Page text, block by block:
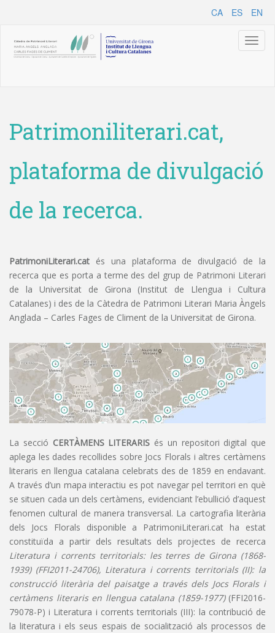
CA ES EN
Patrimoniliterari.cat,
plataforma de divulgació
de la recerca.
PatrimoniLiterari.cat és una plataforma de divulgació de la
recerca que es porta a terme des del grup de Patrimoni Literari
de la Universitat de Girona (Institut de Llengua i Cultura
Catalanes) i des de la Càtedra de Patrimoni Literari Maria Àngels
Anglada – Carles Fages de Climent de la Universitat de Girona.
La secció CERTÀMENS LITERARIS és un repositori digital que
aplega les dades recollides sobre Jocs Florals i altres certàmens
literaris en llengua catalana celebrats des de 1859 en endavant.
A través d’un mapa interactiu es pot navegar pel territori en què
se situen cada un dels certàmens, evidenciant l’ebullició d’aquest
fenomen cultural de manera transversal. La cartografia literària
dels Jocs Florals disponible a PatrimoniLiterari.cat ha estat
constituïda a partir dels resultats dels projectes de recerca
Literatura i corrents territorials: les terres de Girona (1868-
1939) (FFI2011-24706), Literatura i corrents territorials (II): la
construcció literària del paisatge a través dels Jocs Florals i
certàmens literaris en llengua catalana (1859-1977)(FFI2016-
79078-P) i Literatura i corrents territorials (III): la contribució de
la literatura i els seus espais de socialització als processos de